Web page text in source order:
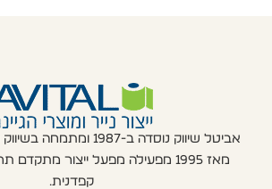
אביטל שיווק נוסדה ב-1987
מאז 1995 מפעילה מפעל ייצור
קפדנית.